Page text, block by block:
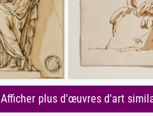
Afficher plus d'œuvres d'art